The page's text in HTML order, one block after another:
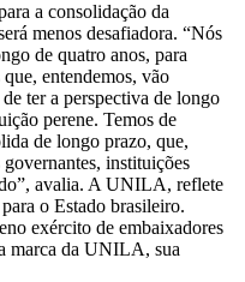
a consolidação da
menos desafiadora. “Nós
de quatro anos, para
entendemos, vão
ter a perspectiva de longo
perene. Temos de
de longo prazo, que,
instituições
avalia. A UNILA, reflete
o Estado brasileiro.
exército de embaixadores
marca da UNILA, sua